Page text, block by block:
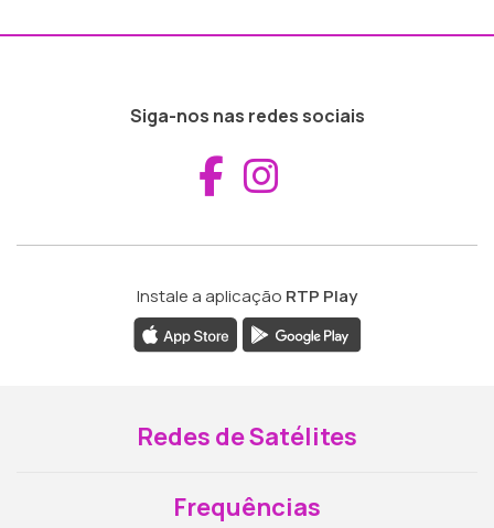
Siga-nos nas redes sociais
Aceder ao
Instale a aplicação RTP Play
Redes de Satélites
Frequências